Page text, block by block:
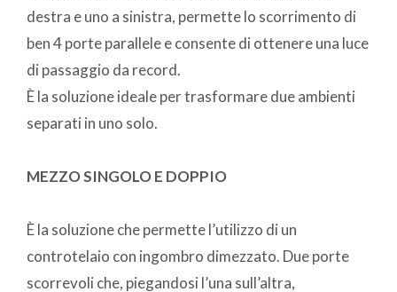
destra e uno a sinistra, permette lo scorrimento di
ben 4 porte parallele e consente di ottenere una luce
di passaggio da record.
È la soluzione ideale per trasformare due ambienti
separati in uno solo.
MEZZO SINGOLO E DOPPIO
È la soluzione che permette l’utilizzo di un
controtelaio con ingombro dimezzato. Due porte
scorrevoli che, piegandosi l’una sull’altra,